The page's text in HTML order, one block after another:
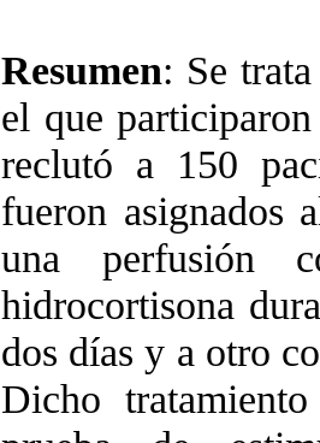
Resumen: Se
el que
reclutó a 150
fueron asignados
una perfusión
hidrocortisona
dos días y a otro
Dicho